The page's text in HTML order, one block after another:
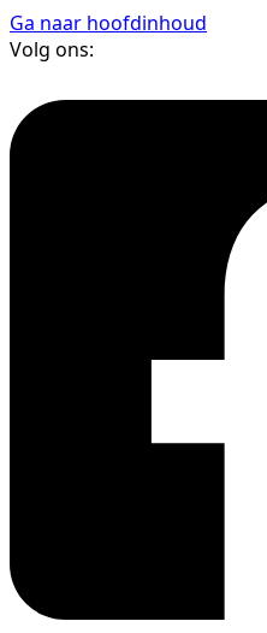
Ga naar hoofdinhoud
Volg ons: